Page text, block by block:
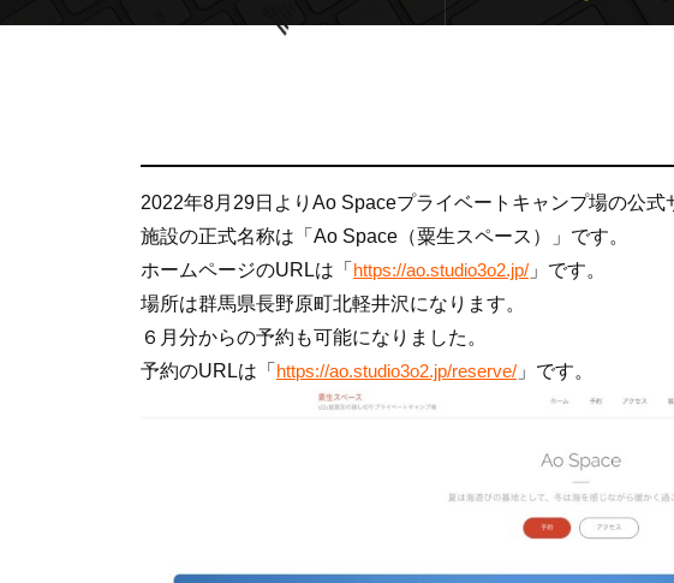
2022年8月29日よりAo Spaceプライベートキャンプ場の公式
施設の正式名称は「Ao Space（粟生スペース）」です。
ホームページのURLは「 https://ao.studio3o2.jp/ 」です。
場所は群馬県長野原町北軽井沢になります。
６月分からの予約も可能になりました。
予約のURLは「 https://ao.studio3o2.jp/reserve/ 」です。